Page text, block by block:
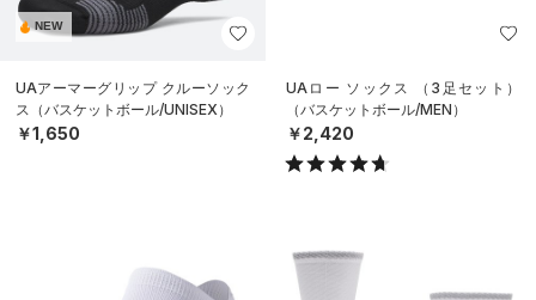
NEW
UAアーマーグリップ クルーソック
ス（バスケットボール/UNISEX）
￥1,650
UAロー ソックス （3足セット）
（バスケットボール/MEN）
￥2,420